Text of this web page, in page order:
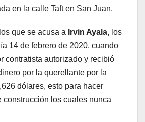
en la calle Taft en San Juan.
que se acusa a Irvin Ayala, los
14 de febrero de 2020, cuando
contratista autorizado y recibió
por la querellante por la
dólares, esto para hacer
construcción los cuales nunca